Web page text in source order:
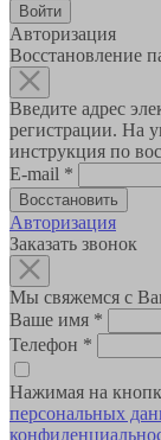
Авторизация
Восстановление
Введите адрес
регистрации. На
инструкция по
E-mail *
Авторизация
Заказать звонок
Мы свяжемся с
Ваше имя *
Телефон *
Нажимая на
персональных